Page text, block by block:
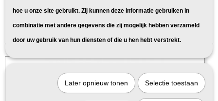
hoe u onze site gebruikt. Zij kunnen deze informatie gebruiken in
combinatie met andere gegevens die zij mogelijk hebben verzameld
door uw gebruik van hun diensten of die u hen hebt verstrekt.
Later opnieuw tonen Selectie toestaan